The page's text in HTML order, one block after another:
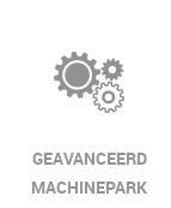
GEAVANCEERD
MACHINEPARK